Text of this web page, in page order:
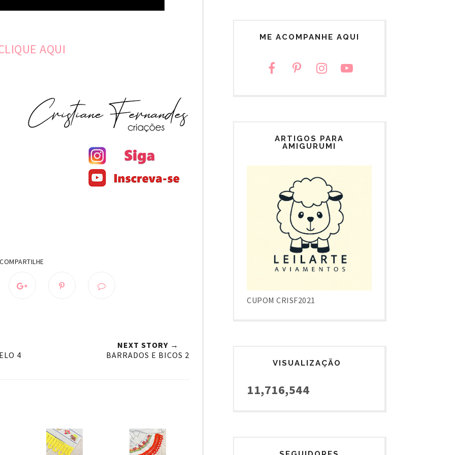
AQUI
4
NEXT STORY →
BARRADOS E BICOS 2
ME ACOMPANHE AQUI
ARTIGOS PARA
AMIGURUMI
CUPOM CRISF2021
VISUALIZAÇÃO
11,716,544